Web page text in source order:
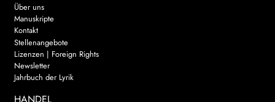
Über uns
Manuskripte
Kontakt
Stellenangebote
Lizenzen | Foreign Rights
Newsletter
Jahrbuch der Lyrik